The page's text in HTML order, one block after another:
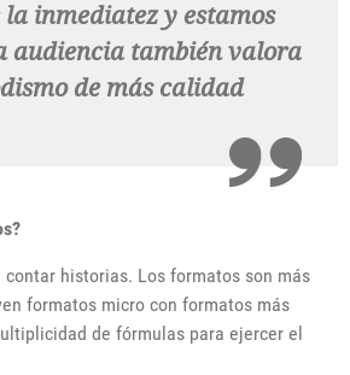
la inmediatez y estamos
audiencia también valora
de más calidad
contar historias. Los formatos son más
formatos micro con formatos más
de fórmulas para ejercer el